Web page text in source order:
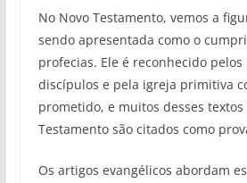
No Novo Testamento, vemos a
sendo apresentada como o
profecias. Ele é reconhecido
discípulos e pela igreja primitiva
prometido, e muitos desses
Testamento são citados como
Os artigos evangélicos abordam